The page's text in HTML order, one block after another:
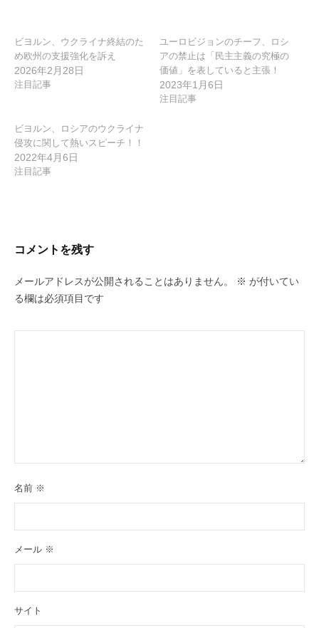
ン
ビヨルン、ウクライナ終結のた
め欧州の支援強化を訴え
2026年2月28日
注目記事
ユーロビジョンのチーフ、ロシ
アの禁止は「民主主義の究極の
価値」を表していると主張！
2023年1月6日
注目記事
ビヨルン、ロシアのウクライナ
侵攻に関して熱いスピーチ！！
2022年4月6日
注目記事
コメントを残す
メールアドレスが公開されることはありません。 ※ が付いてい
る欄は必須項目です
名前 ※
メール ※
サイト